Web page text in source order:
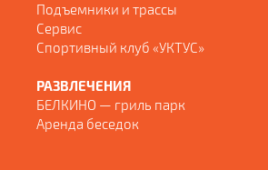
Подъемники и трассы
Сервис
Спортивный клуб «УКТУС»
РАЗВЛЕЧЕНИЯ
БЕЛКИНО — гриль парк
Аренда беседок